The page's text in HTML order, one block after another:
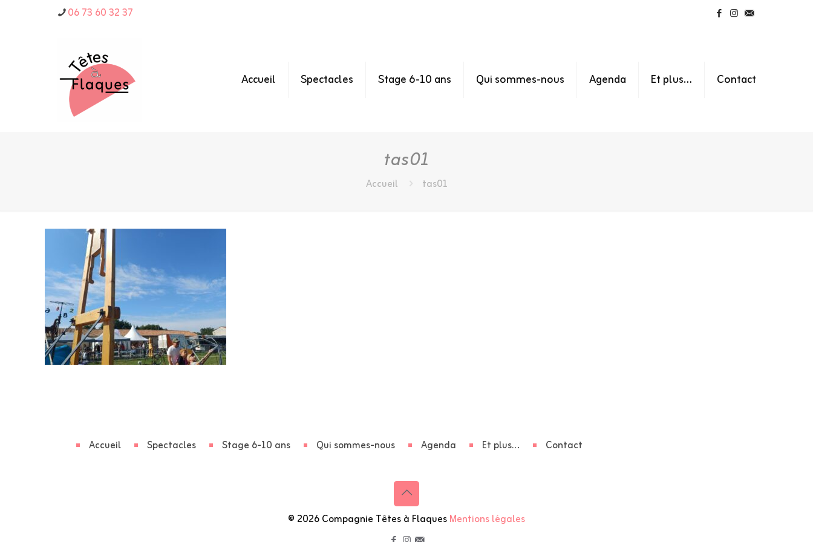
06 73 60 32 37
Accueil Spectacles Stage 6-10 ans Qui sommes-nous Agenda Et plus… Contact
tas01
Accueil tas01
Accueil Spectacles Stage 6-10 ans Qui sommes-nous Agenda Et plus… Contact
© 2026 Compagnie Têtes à FlaquesMentions légales